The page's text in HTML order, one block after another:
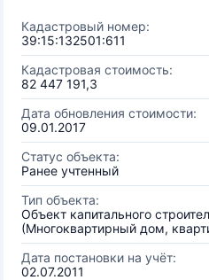
Кадастровый номер:
39:15:132501:611
Кадастровая стоимость:
82 447 191,3
Дата обновления стоимости:
09.01.2017
Статус объекта:
Ранее учтенный
Тип объекта:
Объект капитального
(Многоквартирный дом,
Дата постановки на учёт:
02.07.2011